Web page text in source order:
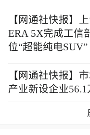
【网通社快报】
ERA 5X完成工信
位“超能纯电SUV”
【网通社快报】
产业新设企业